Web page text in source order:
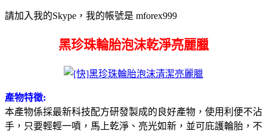
請加入我的Skype，我的帳號是 mforex999
黑珍珠輪胎泡沫乾淨亮麗臘
產物特徵:
本產物係採最新科技配方研發製成的良好產物，使用利便不沾
手，只要輕輕一噴，馬上乾淨、亮光如新，並可庇護輪胎，不